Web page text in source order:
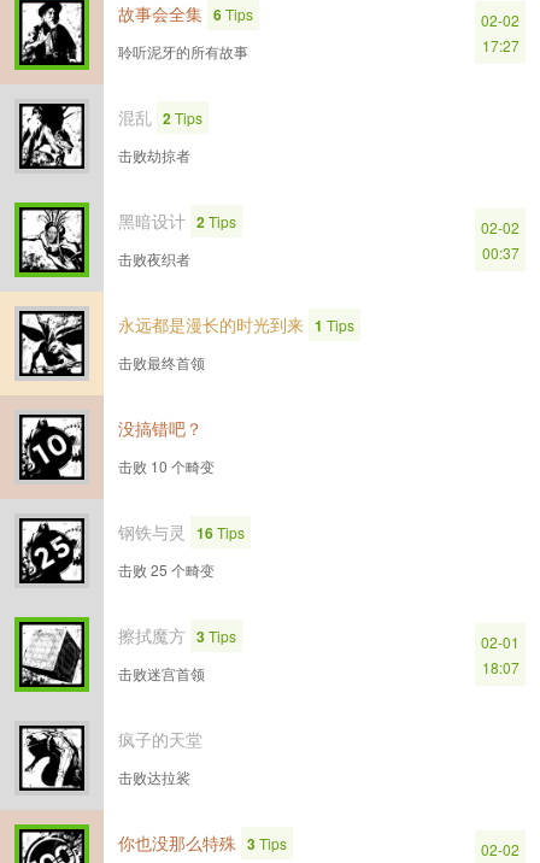
故事会全集 6Tips
聆听泥牙的所有故事
02-02
17:27
混乱 2Tips
击败劫掠者
黑暗设计 2Tips
击败夜织者
02-02
00:37
永远都是漫长的时光到来 1 Tips
击败最终首领
没搞错吧？
击败 10 个畸变
钢铁与灵 16Tips
击败 25 个畸变
擦拭魔方 3Tips
击败迷宫首领
02-01
18:07
疯子的天堂
击败达拉裟
你也没那么特殊 3Tips
02-02